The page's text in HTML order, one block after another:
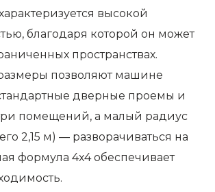
высокой
благодаря которой он может
пространствах.
позволяют машине
дверные проемы и
помещений, а малый радиус
2,15 м) — разворачиваться на
формула 4x4 обеспечивает